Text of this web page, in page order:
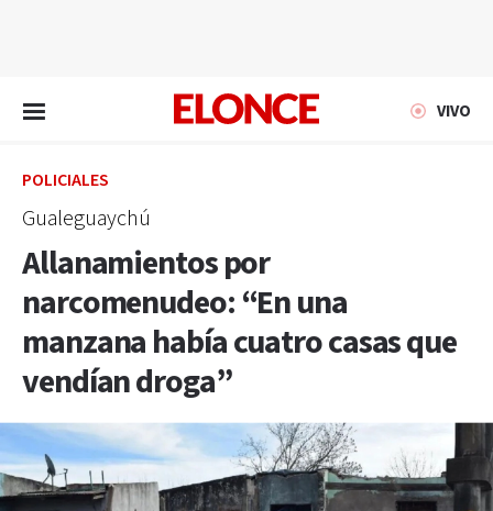
VIVO
POLICIALES
Gualeguaychú
Allanamientos por
narcomenudeo: “En una
manzana había cuatro casas que
vendían droga”